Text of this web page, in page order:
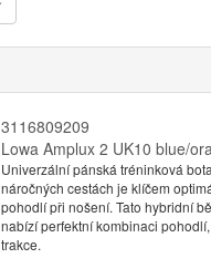
3116809209
Lowa Amplux 2 UK10 blue/
Univerzální pánská tréninková
náročných cestách je klíčem
pohodlí při nošení. Tato hybridní
nabízí perfektní kombinaci
trakce.